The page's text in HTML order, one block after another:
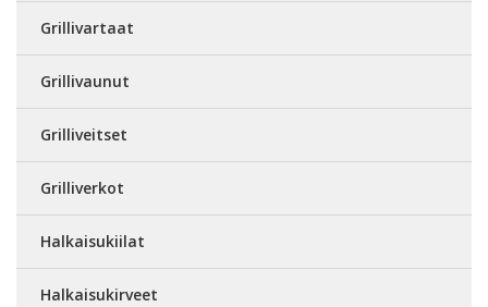
Grillivartaat
Grillivaunut
Grilliveitset
Grilliverkot
Halkaisukiilat
Halkaisukirveet